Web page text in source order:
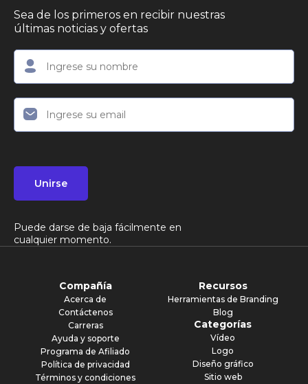
Sea de los primeros en recibir nuestras
últimas noticias y ofertas
Unirse
Puede darse de baja fácilmente en
cualquier momento.
Compañía
Acerca de
Contáctenos
Carreras
Ayuda y soporte
Programa de Afiliado
Política de privacidad
Términos y condiciones
Recursos
Herramientas de Branding
Blog
Categorías
Vídeo
Logo
Diseño gráfico
Sitio web